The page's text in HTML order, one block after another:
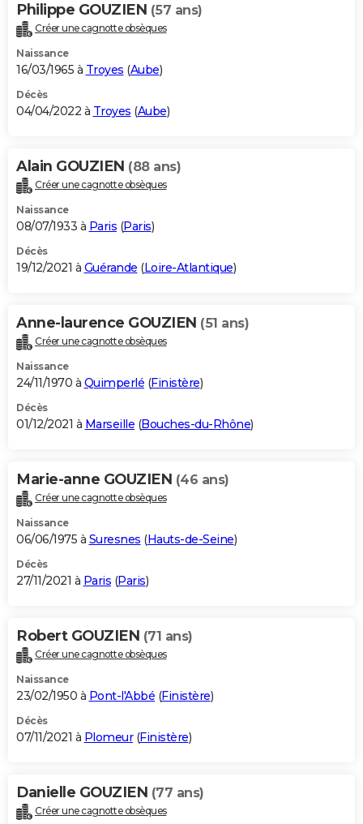
Philippe GOUZIEN (57 ans)
Créer une cagnotte obsèques
Naissance
16/03/1965 à Troyes (Aube)
Décès
04/04/2022 à Troyes (Aube)
Alain GOUZIEN (88 ans)
Créer une cagnotte obsèques
Naissance
08/07/1933 à Paris (Paris)
Décès
19/12/2021 à Guérande (Loire-Atlantique)
Anne-laurence GOUZIEN (51 ans)
Créer une cagnotte obsèques
Naissance
24/11/1970 à Quimperlé (Finistère)
Décès
01/12/2021 à Marseille (Bouches-du-Rhône)
Marie-anne GOUZIEN (46 ans)
Créer une cagnotte obsèques
Naissance
06/06/1975 à Suresnes (Hauts-de-Seine)
Décès
27/11/2021 à Paris (Paris)
Robert GOUZIEN (71 ans)
Créer une cagnotte obsèques
Naissance
23/02/1950 à Pont-l'Abbé (Finistère)
Décès
07/11/2021 à Plomeur(Finistère)
Danielle GOUZIEN (77 ans)
Créer une cagnotte obsèques